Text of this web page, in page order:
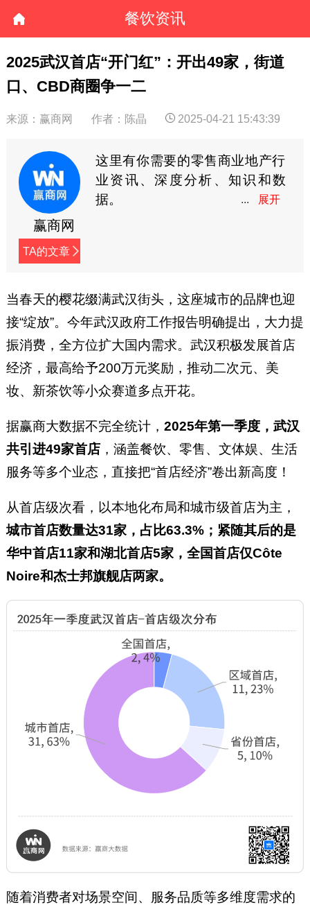
餐饮资讯
2025武汉首店“开门红”：开出49家，街道
口、CBD商圈争一二
来源：赢商网 作者：陈晶 2025-04-21 15:43:39
赢商网
TA的文章
这里有你需要的零售商业地产行
业资讯、深度分析、知识和数
据。
当春天的樱花缀满武汉街头，这座城市的品牌也迎
接“绽放”。今年武汉政府工作报告明确提出，大力提
振消费，全方位扩大国内需求。武汉积极发展首店
经济，最高给予200万元奖励，推动二次元、美
妆、新茶饮等小众赛道多点开花。
据赢商大数据不完全统计， 2025年第一季度，武汉
共引进49家首店，涵盖餐饮、零售、文体娱、生活
服务等多个业态，直接把“首店经济”卷出新高度！
从首店级次看，以本地化布局和城市级首店为主，
城市首店数量达31家，占比63.3%；紧随其后的是
华中首店11家和湖北首店5家，全国首店仅Côte
Noire和杰士邦旗舰店两家。
随着消费者对场景空间、服务品质等多维度需求的